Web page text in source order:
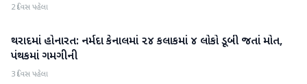
2 દિવસ પહેલા
વાવ-થરાદ
થરાદમાં હોનારત: નર્મદા કેનાલમાં ૨૪ કલાકમાં ૪ લોકો ડૂબી જતાં મોત,
પંથકમાં ગમગીની
3 દિવસ પહેલા